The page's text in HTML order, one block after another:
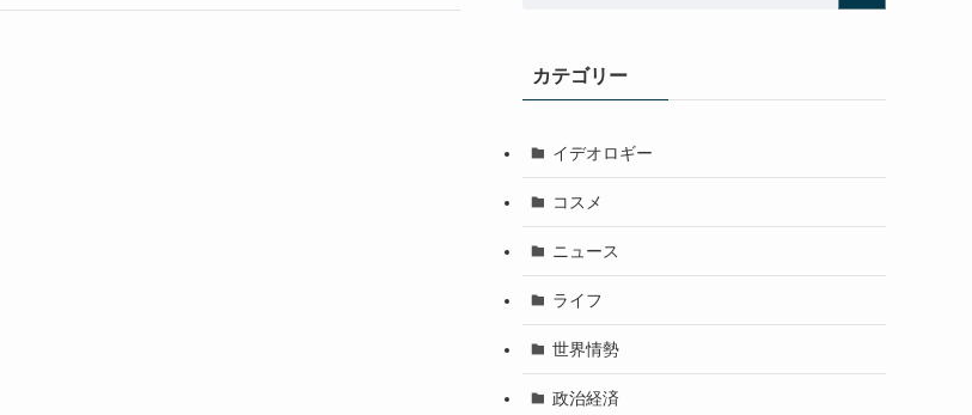
カテゴリー
イデオロギー
コスメ
ニュース
ライフ
世界情勢
政治経済